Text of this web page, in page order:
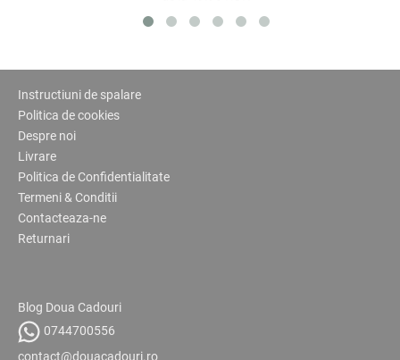
Instructiuni de spalare
Politica de cookies
Despre noi
Livrare
Politica de Confidentialitate
Termeni & Conditii
Contacteaza-ne
Returnari
Blog Doua Cadouri
0744700556
contact@douacadouri.ro